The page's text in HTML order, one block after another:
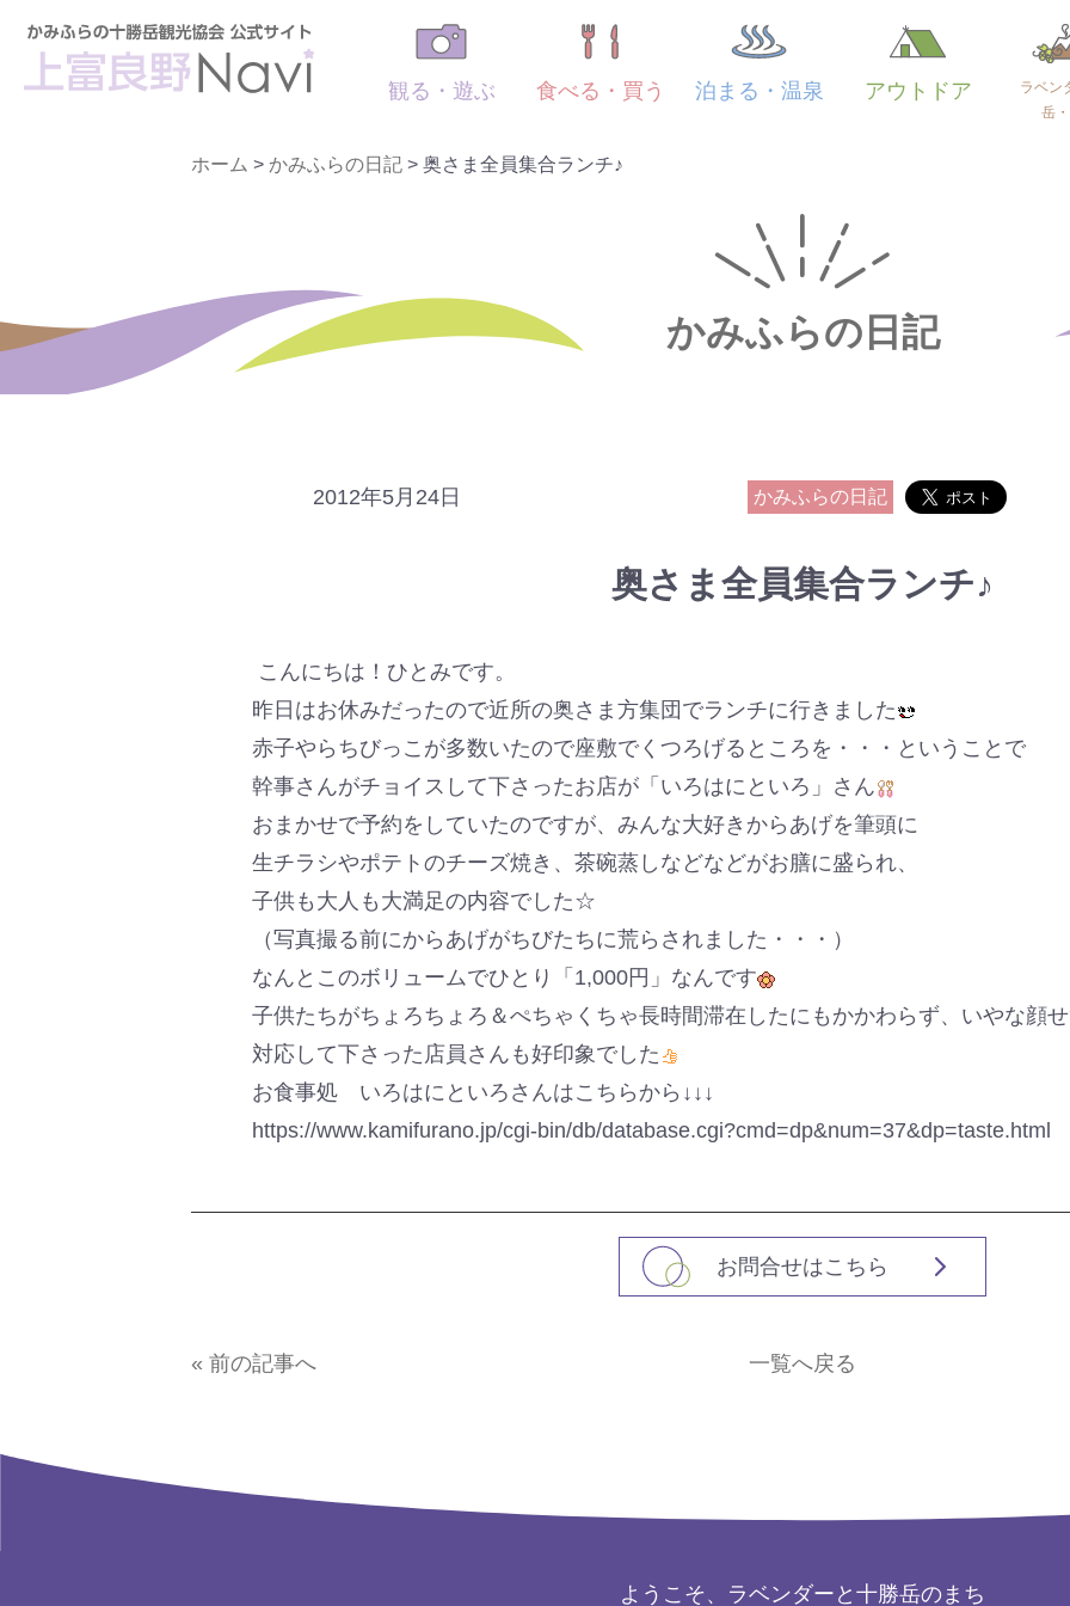
観る・遊ぶ 食べる・買う 泊まる・温泉 アウトドア
ラベン
岳
ホーム > かみふらの日記 > 奥さま全員集合ランチ♪
かみふらの日記
2012年5月24日 かみふらの日記
奥さま全員集合ランチ♪
こんにちは！ひとみです。
昨日はお休みだったので近所の奥さま方集団でランチに行きました
赤子やらちびっこが多数いたので座敷でくつろげるところを・・・ということで
幹事さんがチョイスして下さったお店が「いろはにといろ」さん
おまかせで予約をしていたのですが、みんな大好きからあげを筆頭に
生チラシやポテトのチーズ焼き、茶碗蒸しなどなどがお膳に盛られ、
子供も大人も大満足の内容でした☆
（写真撮る前にからあげがちびたちに荒らされました・・・）
なんとこのボリュームでひとり「1,000円」なんです
子供たちがちょろちょろ＆ぺちゃくちゃ長時間滞在したにもかかわらず、いやな顔
対応して下さった店員さんも好印象でした
お食事処 いろはにといろさんはこちらから↓↓↓
https://www.kamifurano.jp/cgi-bin/db/database.cgi?cmd=dp&num=37&dp=taste.html
お問合せはこちら
« 前の記事へ 一覧へ戻る
ようこそ、ラベンダーと十勝岳のまち